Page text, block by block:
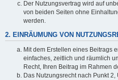
Der Nutzungsvertrag wird auf
von beiden Seiten ohne
werden.
2. EINRÄUMUNG VON
Mit dem Erstellen eines Beitrags
einfaches, zeitlich und räumlich
Recht, Ihren Beitrag im Rahmen
Das Nutzungsrecht nach Punkt